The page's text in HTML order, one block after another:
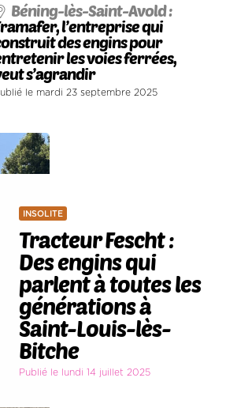
Béning-lès-Saint-Avold :
l’entreprise qui
des engins pour
les voies ferrées,
s’agrandir
le mardi 23 septembre 2025
INSOLITE
Tracteur Fescht :
Des engins qui
parlent à toutes les
générations à
Saint-Louis-lès-
Bitche
Publié le lundi 14 juillet 2025